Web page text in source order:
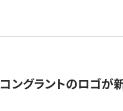
コングラントのロゴが